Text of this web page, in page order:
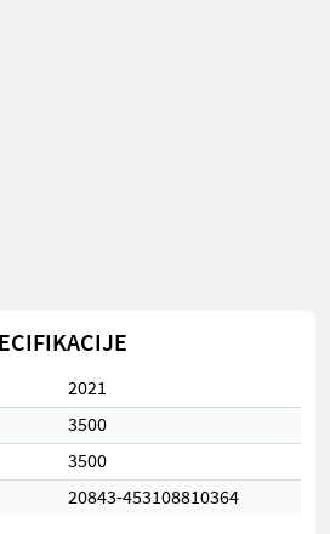
2021
3500
3500
20843-453108810364